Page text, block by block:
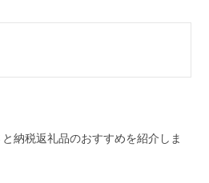
納税返礼品のおすすめを紹介しま